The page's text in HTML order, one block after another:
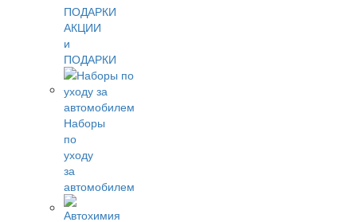
АКЦИИ
и
ПОДАРКИ
Наборы
по
уходу
за
автомобилем